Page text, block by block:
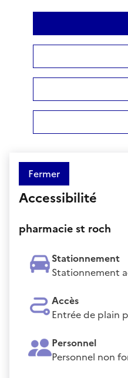
Fermer
Accessibilité
pharmacie st roch
Stationnement
Stationnement
Accès
Entrée de plain
Personnel
Personnel non